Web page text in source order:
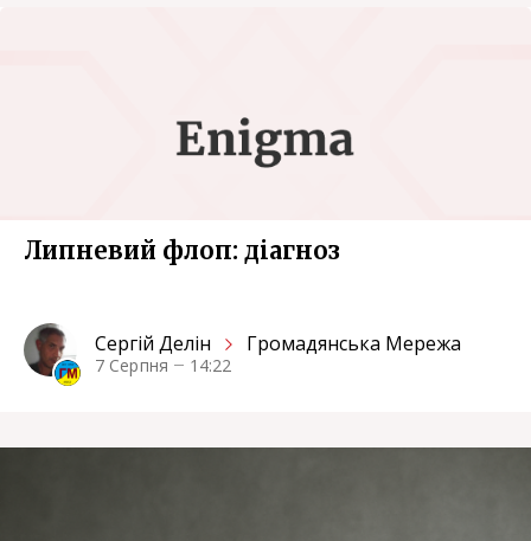
Липневий флоп: діагноз
Сергiй Делін Громадянська Мережа
7 Серпня 14:22